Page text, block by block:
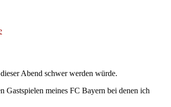
zu
ein
für
Abend schwer werden würde.
Gastspielen meines FC Bayern bei denen ich